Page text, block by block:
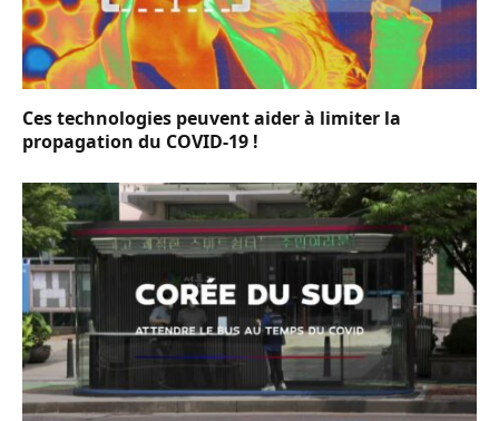
Ces technologies peuvent aider à limiter la
propagation du COVID-19 !